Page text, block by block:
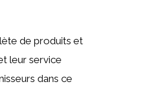
de produits et
leur service
dans ce